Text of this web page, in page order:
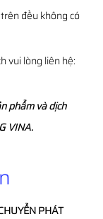
đều không có
vui lòng liên hệ:
phẩm và dịch
VINA.
PHÁT